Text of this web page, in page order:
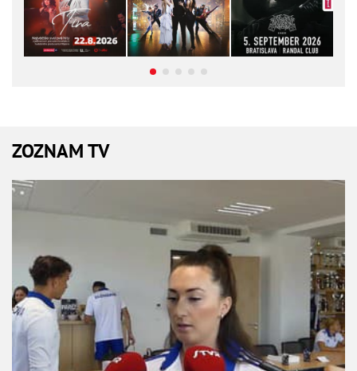
ZOZNAM TV